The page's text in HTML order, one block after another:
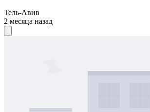
Тель-Авив
2 месяца назад